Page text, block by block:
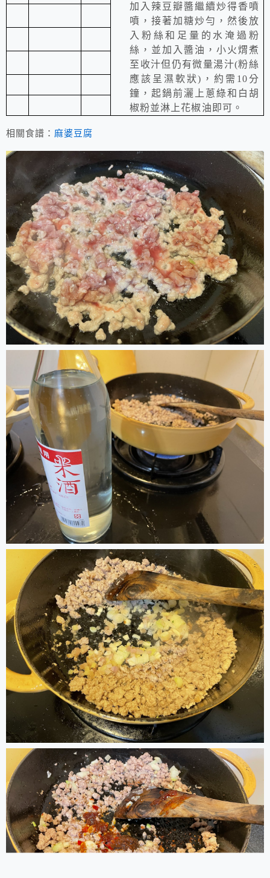
加入辣豆瓣醬繼續炒得香噴
噴，接著加糖炒勻，然後放
入粉絲和足量的水淹過粉
絲，並加入醬油，小火煟煮
至收汁但仍有微量湯汁(粉絲
應該呈濕軟狀) ，約需10分
鐘，起鍋前灑上蔥綠和白胡
椒粉並淋上花椒油即可。
相關食譜： 麻婆豆腐